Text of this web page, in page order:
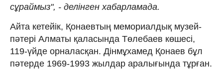
сұраймыз", - делінген хабарламада.
Айта кетейік, Қонаевтың мемориалдық музей-
пәтері Алматы қаласында Төлебаев көшесі,
119-үйде орналасқан. Дінмұхамед Қонаев бұл
пәтерде 1969-1993 жылдар аралығында тұрған.